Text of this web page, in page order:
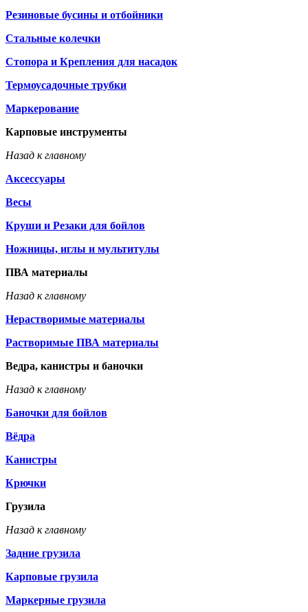
Резиновые бусины и отбойники
Стальные колечки
Стопора и Крепления для насадок
Термоусадочные трубки
Маркерование
Карповые инструменты
Назад к главному
Аксессуары
Весы
Круши и Резаки для бойлов
Ножницы, иглы и мультитулы
ПВА материалы
Назад к главному
Нерастворимые материалы
Растворимые ПВА материалы
Ведра, канистры и баночки
Назад к главному
Баночки для бойлов
Вёдра
Канистры
Крючки
Грузила
Назад к главному
Задние грузила
Карповые грузила
Маркерные грузила